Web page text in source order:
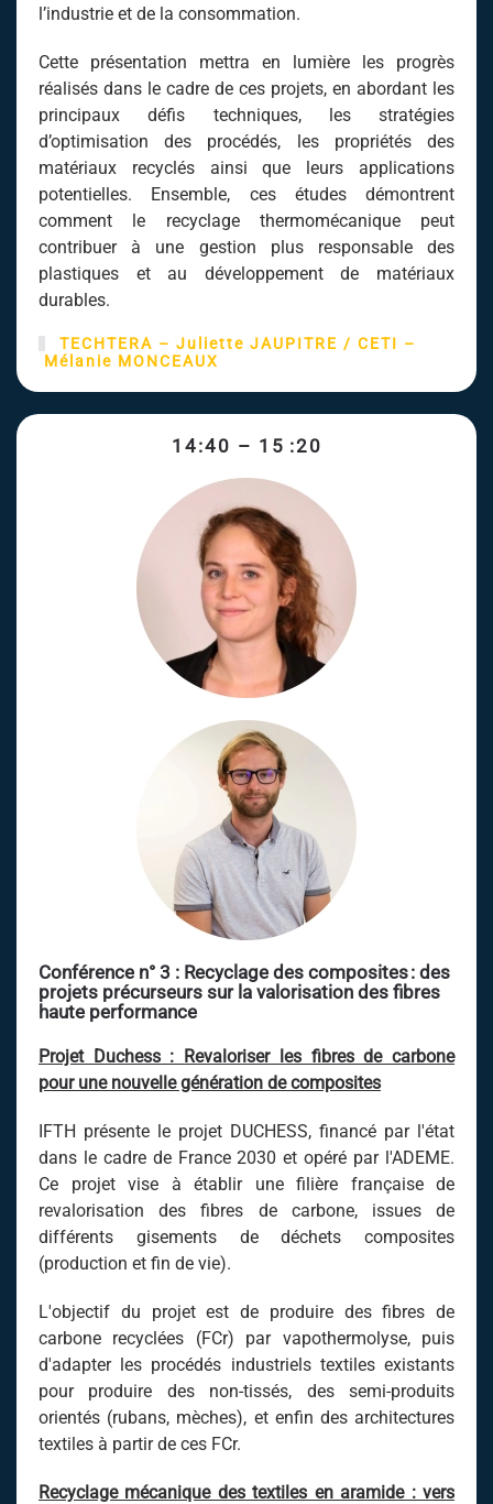
l’industrie et de la consommation.
Cette présentation mettra en lumière les progrès
réalisés dans le cadre de ces projets, en abordant les
principaux défis techniques, les stratégies
d’optimisation des procédés, les propriétés des
matériaux recyclés ainsi que leurs applications
potentielles. Ensemble, ces études démontrent
comment le recyclage thermomécanique peut
contribuer à une gestion plus responsable des
plastiques et au développement de matériaux
durables.
TECHTERA – Juliette JAUPITRE/ CETI –
Mélanie MONCEAUX
14:40 – 15 :20
Conférence n° 3 : Recyclage des composites : des
projets précurseurs sur la valorisation des fibres
haute performance
Projet Duchess : Revaloriser les fibres de carbone
pour une nouvelle génération de composites
IFTH présente le projet DUCHESS, financé par l'état
dans le cadre de France 2030 et opéré par l'ADEME.
Ce projet vise à établir une filière française de
revalorisation des fibres de carbone, issues de
différents gisements de déchets composites
(production et fin de vie).
L'objectif du projet est de produire des fibres de
carbone recyclées (FCr) par vapothermolyse, puis
d'adapter les procédés industriels textiles existants
pour produire des non-tissés, des semi-produits
orientés (rubans, mèches), et enfin des architectures
textiles à partir de ces FCr.
Recyclage mécanique des textiles en aramide : vers